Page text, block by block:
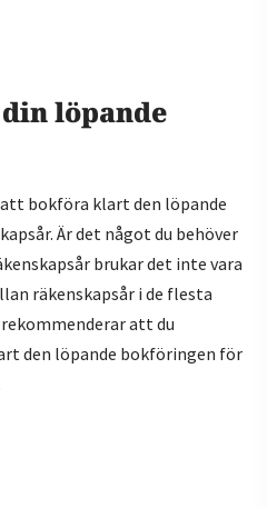
löpande
bokföra klart den löpande
Är det något du behöver
brukar det inte vara
räkenskapsår i de flesta
att du
den löpande bokföringen för